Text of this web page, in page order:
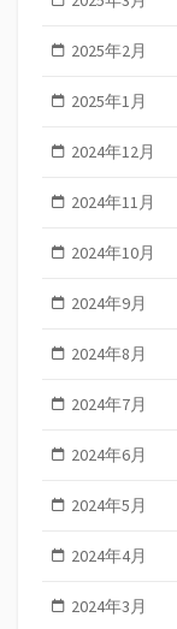
2025年2月
2025年1月
2024年12月
2024年11月
2024年10月
2024年9月
2024年8月
2024年7月
2024年6月
2024年5月
2024年4月
2024年3月